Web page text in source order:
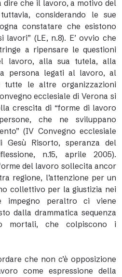
dire che il lavoro, a motivo del
considerando le sue
constatare che esistono
(LE, n.8). E’ ovvio che
a ripensare le questioni
lavoro, alla sua tutela, alla
persona legati al lavoro, al
le altre organizzazioni
ecclesiale di Verona si
crescita di “forme di lavoro
che ne sviluppano
(IV Convegno ecclesiale
Gesù Risorto, speranza del
n.15, aprile 2005).
del lavoro sollecita ancor
regione, l’attenzione per un
collettivo per la giustizia nei
impegno peraltro ci viene
dalla drammatica sequenza
mortali, che colpiscono i
che non c’è opposizione
come espressione della